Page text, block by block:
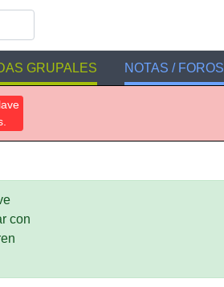
GRUPALES NOTAS / FOROS
con